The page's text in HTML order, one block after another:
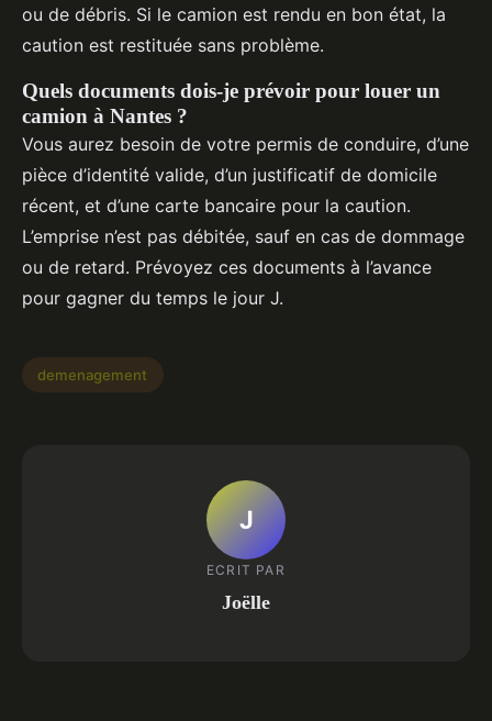
ou de débris. Si le camion est rendu en bon état, la
caution est restituée sans problème.
Quels documents dois-je prévoir pour louer un
camion à Nantes ?
Vous aurez besoin de votre permis de conduire, d’une
pièce d’identité valide, d’un justificatif de domicile
récent, et d’une carte bancaire pour la caution.
L’emprise n’est pas débitée, sauf en cas de dommage
ou de retard. Prévoyez ces documents à l’avance
pour gagner du temps le jour J.
demenagement
J
ECRIT PAR
Joëlle